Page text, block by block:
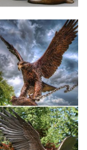
может быть
китайский знак…
китайский знак
Домашнего
Материал:
марок,